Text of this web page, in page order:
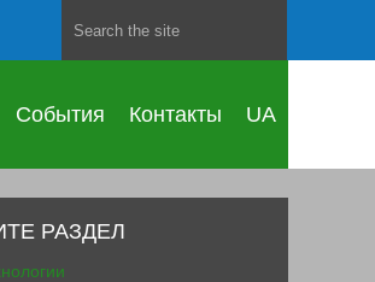
События Контакты UA
РАЗДЕЛ